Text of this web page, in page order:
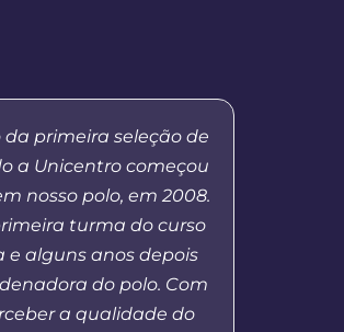
da primeira seleção de
a Unicentro começou
nosso polo, em 2008.
turma do curso
e alguns anos depois
do polo. Com
a qualidade do